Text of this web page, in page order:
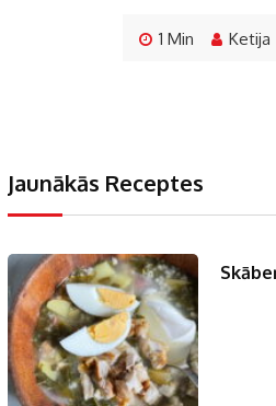
1 Min Ketija
Jaunākās Receptes